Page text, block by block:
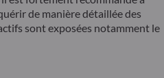
de manière détaillée des
sont exposées notamment le